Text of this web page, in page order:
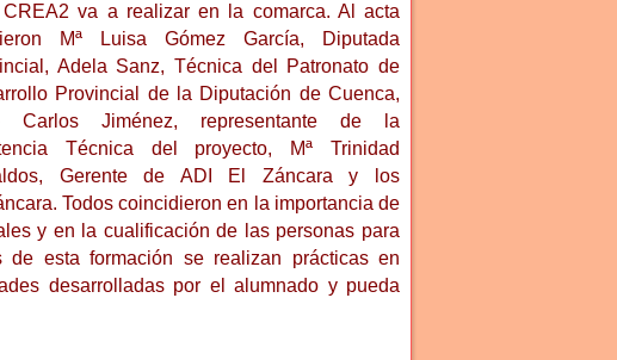
CREA2 va a realizar en la comarca. Al acta
Mª Luisa Gómez García, Diputada
Adela Sanz, Técnica del Patronato de
Provincial de la Diputación de Cuenca,
Carlos Jiménez, representante de la
Técnica del proyecto, Mª Trinidad
Gerente de ADI El Záncara y los
Todos coincidieron en la importancia de
y en la cualificación de las personas para
esta formación se realizan prácticas en
desarrolladas por el alumnado y pueda